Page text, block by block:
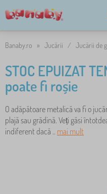
Banaby.ro » Jucării / Jucării de
STOC EPUIZAT
poate fi roșie
O adăpătoare metalică va fi o
plajă sau grădină. Veți găsi
indiferent dacă .. mai mult